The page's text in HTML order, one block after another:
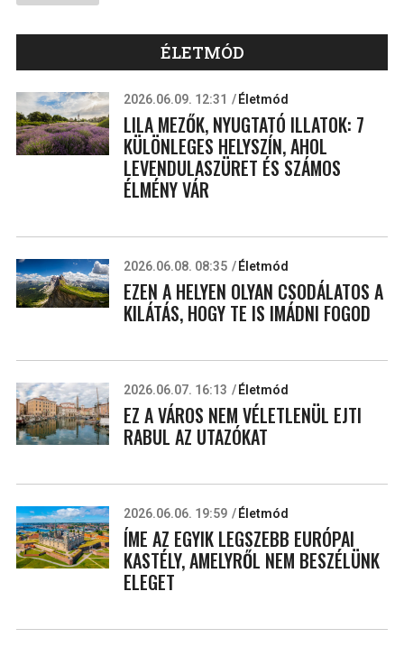
ÉLETMÓD
2026.06.09. 12:31 Életmód
LILA MEZŐK, NYUGTATÓ ILLATOK: 7
KÜLÖNLEGES HELYSZÍN, AHOL
LEVENDULASZÜRET ÉS SZÁMOS
ÉLMÉNY VÁR
2026.06.08. 08:35 Életmód
EZEN A HELYEN OLYAN CSODÁLATOS A
KILÁTÁS, HOGY TE IS IMÁDNI FOGOD
2026.06.07. 16:13 Életmód
EZ A VÁROS NEM VÉLETLENÜL EJTI
RABUL AZ UTAZÓKAT
2026.06.06. 19:59 Életmód
ÍME AZ EGYIK LEGSZEBB EURÓPAI
KASTÉLY, AMELYRŐL NEM BESZÉLÜNK
ELEGET